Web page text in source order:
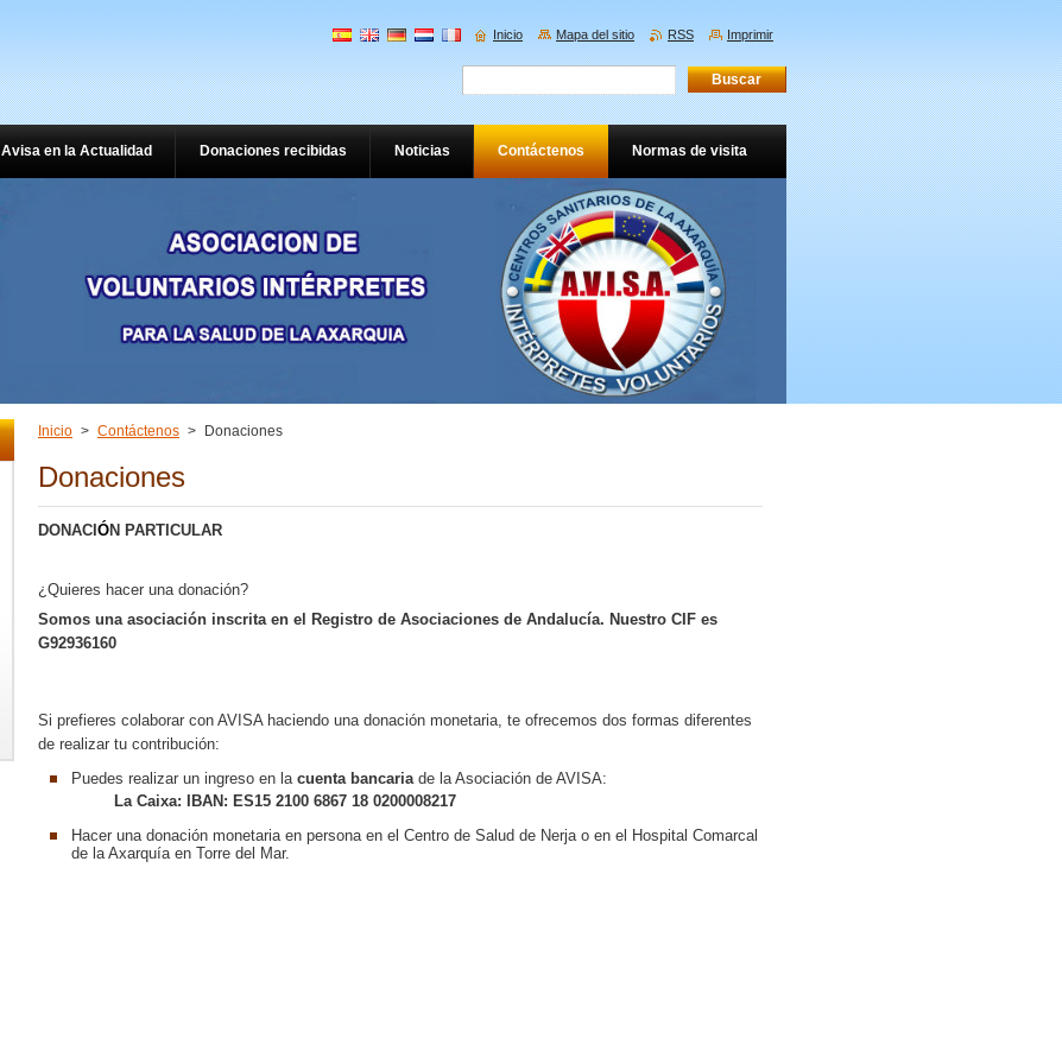
Inicio > Contáctenos > Donaciones
Donaciones
DONACI ÓN PARTICULAR
¿Quieres hacer una donación?
Somos una asociación inscrita en el Registro de Asociaciones de Andalucía. Nuestro CIF es
G92936160
Si prefieres colaborar con AVISA haciendo una donación monetaria, te ofrecemos dos formas diferentes
de realizar tu contribución:
Puedes realizar un ingreso en la cuenta bancariade la Asociación de AVISA:
La Caixa: IBAN: ES15 2100 6867 18 0200008217
Hacer una donación monetaria en persona en el Centro de Salud de Nerja o en el Hospital Comarcal
de la Axarquía en Torre del Mar.
Avisa en la Actualidad Donaciones recibidas Noticias Contáctenos Normas de visita
Inicio Mapa del sitio RSS Imprimir